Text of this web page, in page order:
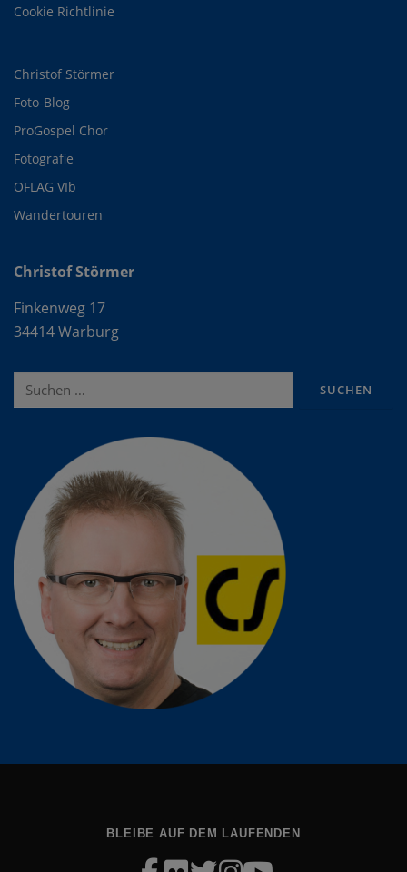
Cookie Richtlinie
Christof Störmer
Foto-Blog
ProGospel Chor
Fotografie
OFLAG VIb
Wandertouren
Christof Störmer
Finkenweg 17
34414 Warburg
Suche
BLEIBE AUF DEM LAUFENDEN